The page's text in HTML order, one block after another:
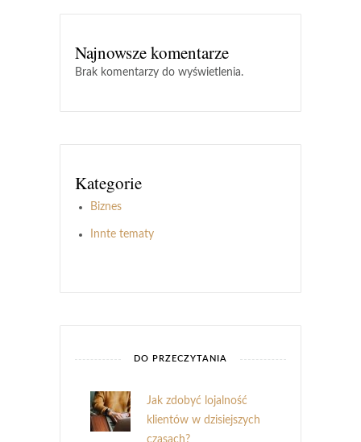
Najnowsze komentarze
Brak komentarzy do wyświetlenia.
Kategorie
Biznes
Innte tematy
DO PRZECZYTANIA
Jak zdobyć lojalność
klientów w dzisiejszych